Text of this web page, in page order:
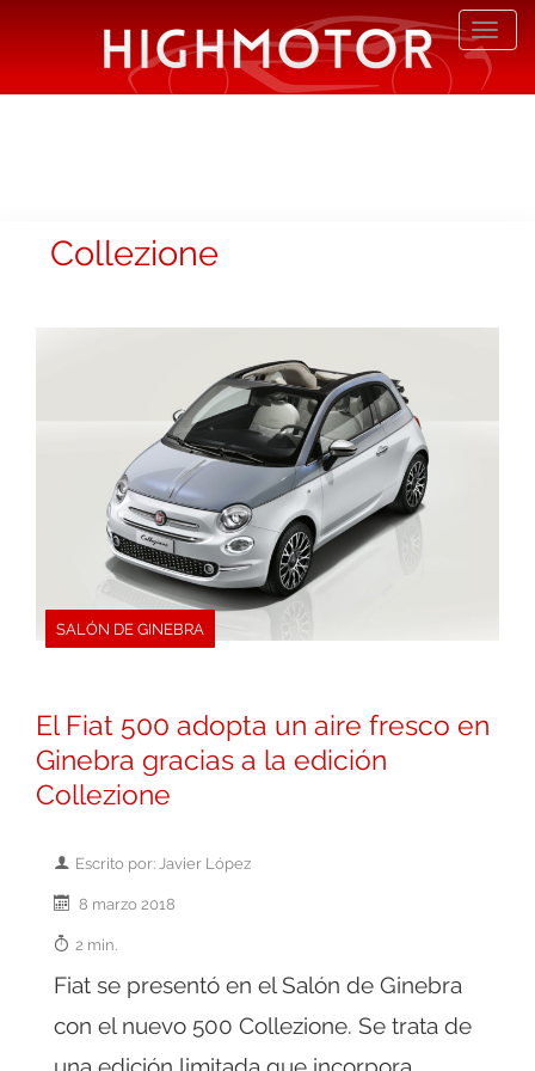
Collezione
SALÓN DE GINEBRA
El Fiat 500 adopta un aire fresco en
Ginebra gracias a la edición
Collezione
Escrito por: Javier López
8 marzo 2018
2 min.
Fiat se presentó en el Salón de Ginebra
con el nuevo 500 Collezione. Se trata de